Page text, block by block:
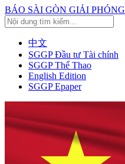
BÁO SÀI GÒN GIẢI PHÓNG
中文
SGGP Đầu tư Tài chính
SGGP Thể Thao
English Edition
SGGP Epaper